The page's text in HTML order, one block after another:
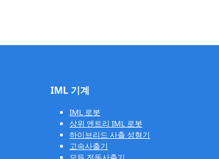
IML 기계
IML 로봇
상위 엔트리 IML 로봇
하이브리드 사출 성형기
고속사출기